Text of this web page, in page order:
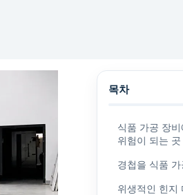
목차
식품 가공 장
위험이 되는 곳
경첩을 식품 가
위생적인 힌지